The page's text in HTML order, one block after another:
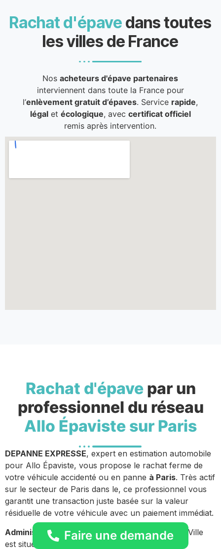
Rachat d'épave dans toutes
les villes de France
Nosacheteurs d'épave partenaires
interviennent dans toute la France pour
l’enlèvement gratuit d’épaves. Service rapide,
légalet écologique, avec certificat officiel
remis après intervention.
Rachat d'épavepar un
professionnel du réseau
Allo Épaviste sur Paris
DEPANNE EXPRESSE, expert en estimation automobile
pour Allo Épaviste, vous propose le rachat ferme de
votre véhicule accidenté ou en panne à Paris. Très actif
sur le secteur de Paris dans le, ce professionnel vous
garantit une transaction juste basée sur la valeur
résiduelle de votre véhicule avec un paiement immédiat.
Administration locale : Ville de Paris. L’Hôtel de Ville
est situé au 29 rue de Rivoli 75 Paris.
Faire une demande